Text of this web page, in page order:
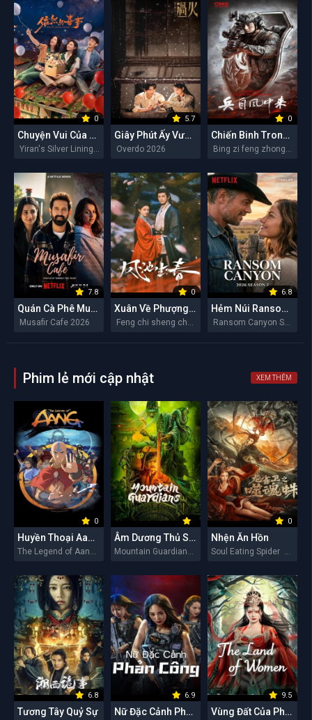
0
Chuyện Vui Của Y Nhiên
5.7
Giây Phút Ấy Vượt Giới Hạn
Overdo 2026
0
Chiến Binh Trong Gió
7.8
Quán Cà Phê Musafir
Musafir Cafe 2026
0
Xuân Về Phượng Trì
Feng chi sheng chun 2026
6.8
Hẻm Núi Ransom (Mùa 2)
Ransom Canyon Season 2 2026
Phim lẻ mới cập nhật XEM THÊM
0
Huyền Thoại Aang: Tiết Khí Sư Cuối Cùng
The Legend of Aang: The Last Airbender 2026
Âm Dương Thủ Sơn Nhân
Mountain Guardians 2026
0
Nhện Ăn Hồn
Soul Eating Spider 2026
6.8
Tương Tây Quỷ Sự
6.9
Nữ Đặc Cảnh Phản Công
9.5
Vùng Đất Của Phụ Nữ